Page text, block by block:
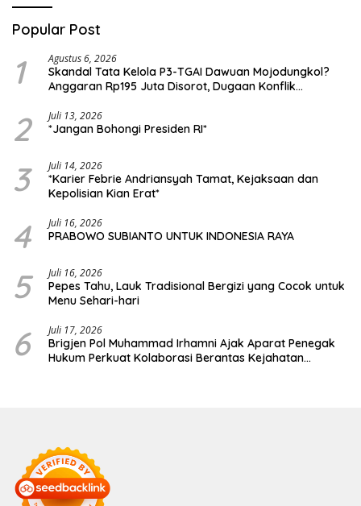
Popular Post
1 Agustus 6, 2026
Skandal Tata Kelola P3-TGAI Dawuan Mojodungkol?
Anggaran Rp195 Juta Disorot, Dugaan Konflik
2 Juli 13, 2026
*Jangan Bohongi Presiden RI*
3 Juli 14, 2026
*Karier Febrie Andriansyah Tamat, Kejaksaan dan
Kepolisian Kian Erat*
4 Juli 16, 2026
PRABOWO SUBIANTO UNTUK INDONESIA RAYA
5 Juli 16, 2026
Pepes Tahu, Lauk Tradisional Bergizi yang Cocok untuk
Menu Sehari-hari
6 Juli 17, 2026
Brigjen Pol Muhammad Irhamni Ajak Aparat Penegak
Hukum Perkuat Kolaborasi Berantas Kejahatan